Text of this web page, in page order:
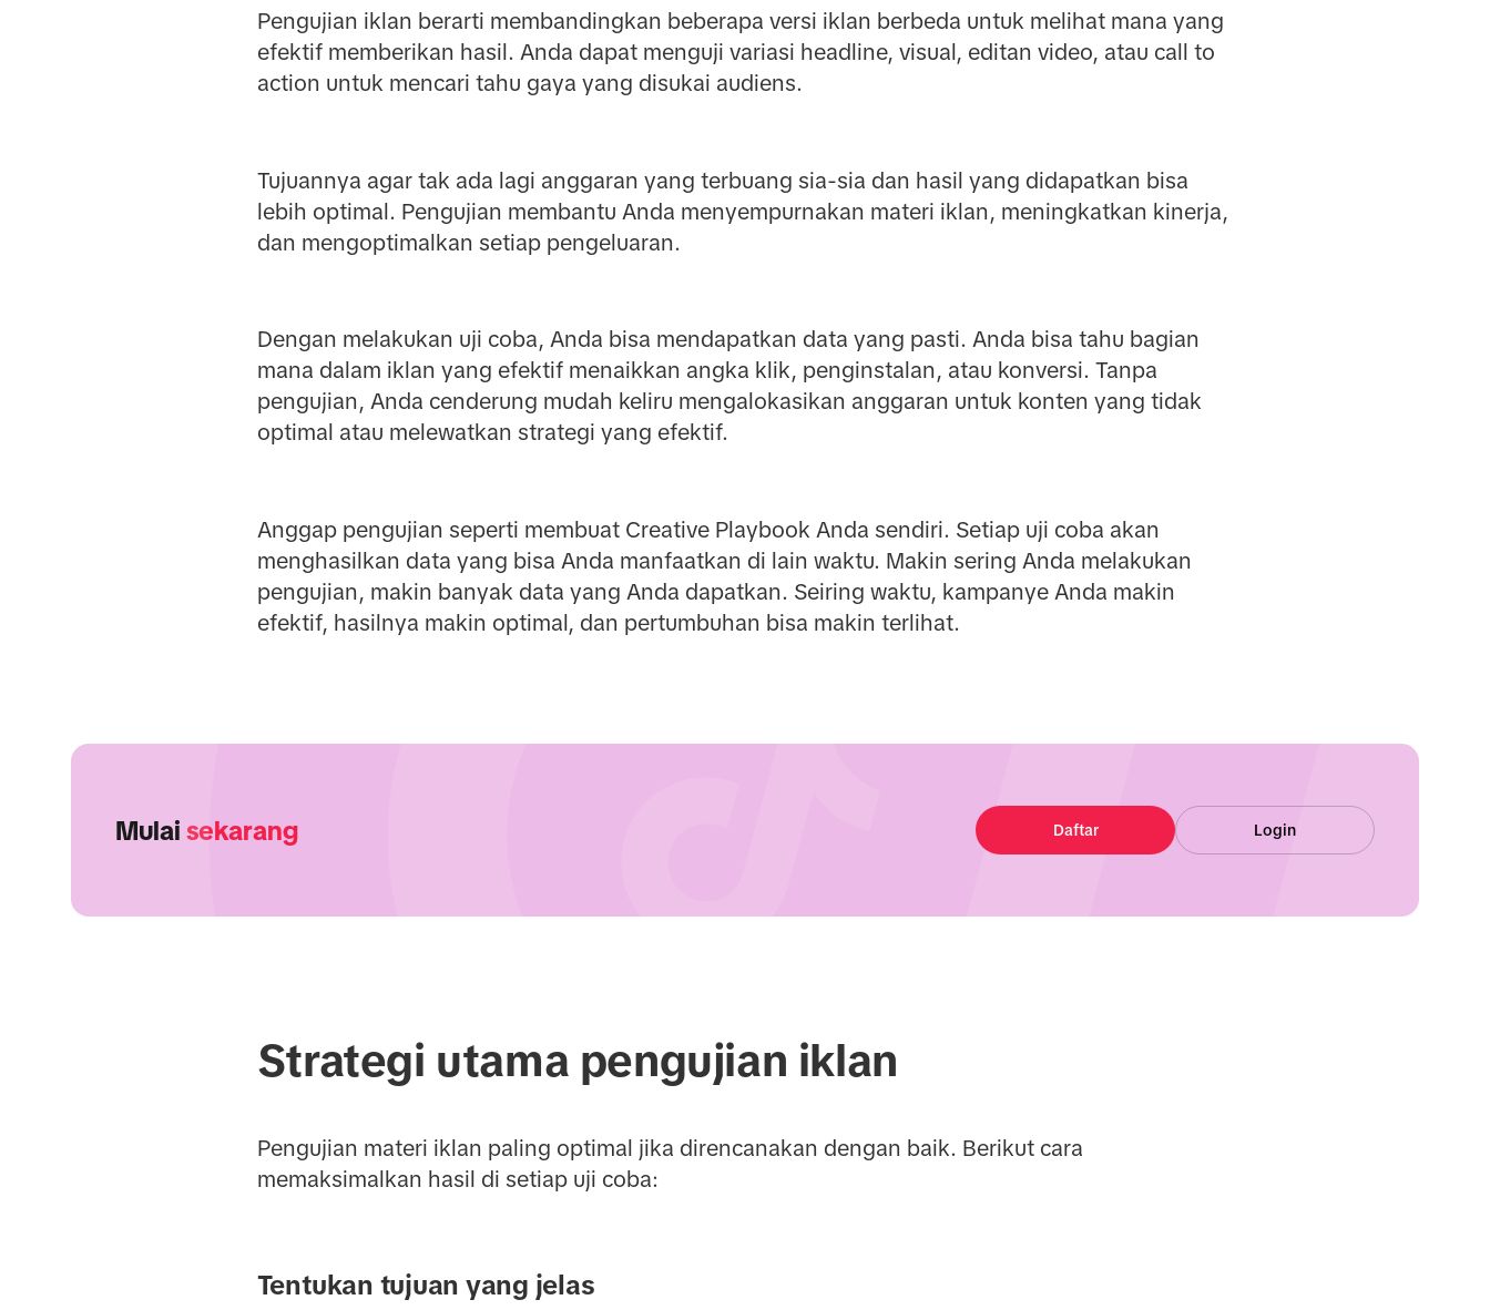
Pengujian iklan berarti membandingkan beberapa versi iklan berbeda untuk melihat mana yang
efektif memberikan hasil. Anda dapat menguji variasi headline, visual, editan video, atau call to
action untuk mencari tahu gaya yang disukai audiens.
Tujuannya agar tak ada lagi anggaran yang terbuang sia-sia dan hasil yang didapatkan bisa
lebih optimal. Pengujian membantu Anda menyempurnakan materi iklan, meningkatkan kinerja,
dan mengoptimalkan setiap pengeluaran.
Dengan melakukan uji coba, Anda bisa mendapatkan data yang pasti. Anda bisa tahu bagian
mana dalam iklan yang efektif menaikkan angka klik, penginstalan, atau konversi. Tanpa
pengujian, Anda cenderung mudah keliru mengalokasikan anggaran untuk konten yang tidak
optimal atau melewatkan strategi yang efektif.
Anggap pengujian seperti membuat Creative Playbook Anda sendiri. Setiap uji coba akan
menghasilkan data yang bisa Anda manfaatkan di lain waktu. Makin sering Anda melakukan
pengujian, makin banyak data yang Anda dapatkan. Seiring waktu, kampanye Anda makin
efektif, hasilnya makin optimal, dan pertumbuhan bisa makin terlihat.
Mulai sekarang Daftar Login
Strategi utama pengujian iklan
Pengujian materi iklan paling optimal jika direncanakan dengan baik. Berikut cara
memaksimalkan hasil di setiap uji coba:
Tentukan tujuan yang jelas